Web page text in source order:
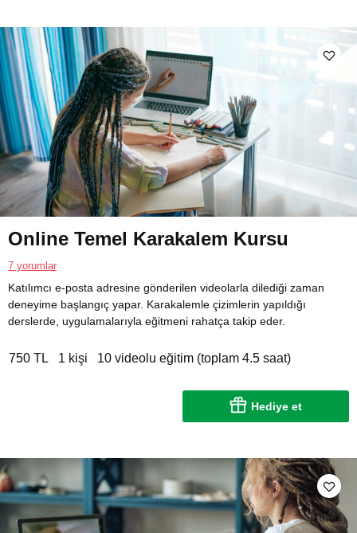
Online Temel Karakalem Kursu
7 yorumlar
Katılımcı e-posta adresine gönderilen videolarla dilediği zaman
deneyime başlangıç yapar. Karakalemle çizimlerin yapıldığı
derslerde, uygulamalarıyla eğitmeni rahatça takip eder.
750 TL 1 kişi 10 videolu eğitim (toplam 4.5 saat)
Hediye et